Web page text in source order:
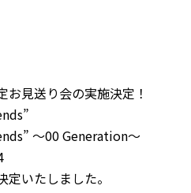
見送り会の実施決定！
〜00 Generation〜
いたしました。